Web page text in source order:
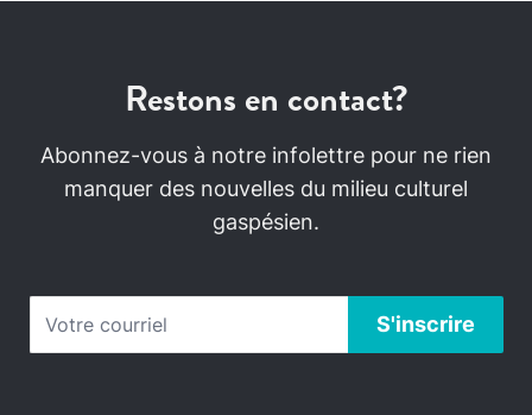
Restons en contact?
Abonnez-vous à notre infolettre pour ne rien
manquer des nouvelles du milieu culturel
gaspésien.